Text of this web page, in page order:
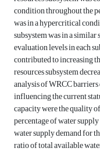
condition throughout the
was in a hypercritical
subsystem was in a
evaluation levels in each
contributed to increasing
resources subsystem
analysis of WRCC
influencing the current
capacity were the quality
percentage of water
water supply demand for
ratio of total available